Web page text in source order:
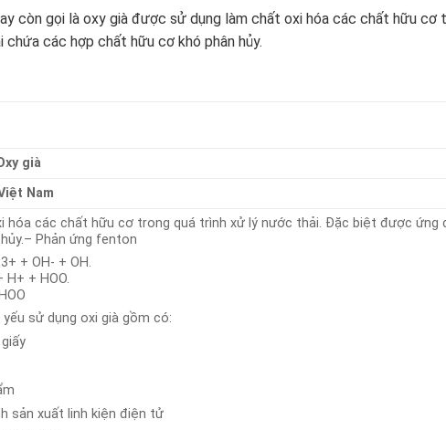
còn gọi là oxy già được sử dụng làm chất oxi hóa các chất hữu
các hợp chất hữu cơ khó phân hủy.
già
Nam
hóa các chất hữu cơ trong quá trình xử lý nước thải. Đặc biệt được ứng
Phản ứng fenton
+ OH- + OH.
H+ + HOO.
sử dụng oxi già gồm có:
sản xuất linh kiện điện tử